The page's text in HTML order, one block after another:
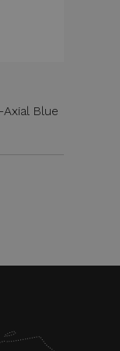
Blue